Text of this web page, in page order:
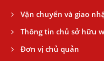
Vận chuyển và giao
Thông tin chủ sở hữu
Đơn vị chủ quản